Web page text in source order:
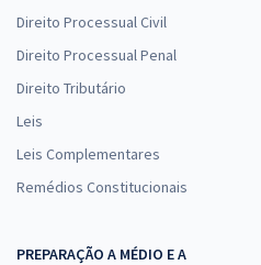
Direito Processual Civil
Direito Processual Penal
Direito Tributário
Leis
Leis Complementares
Remédios Constitucionais
PREPARAÇÃO A MÉDIO E A